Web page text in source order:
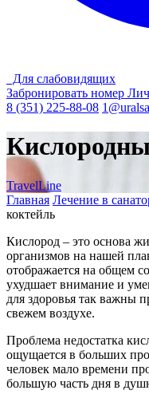
Для слабовидящих
Забронировать номер
8 (351) 225-88-08
TravelLine
Главная Лечение в
коктейль
Кислород – это основа
организмов на нашей
отображается на общем
ухудшает внимание и
для здоровья так важны
свежем воздухе.
Проблема недостатка
ощущается в больших
человек мало времени
большую часть дня в